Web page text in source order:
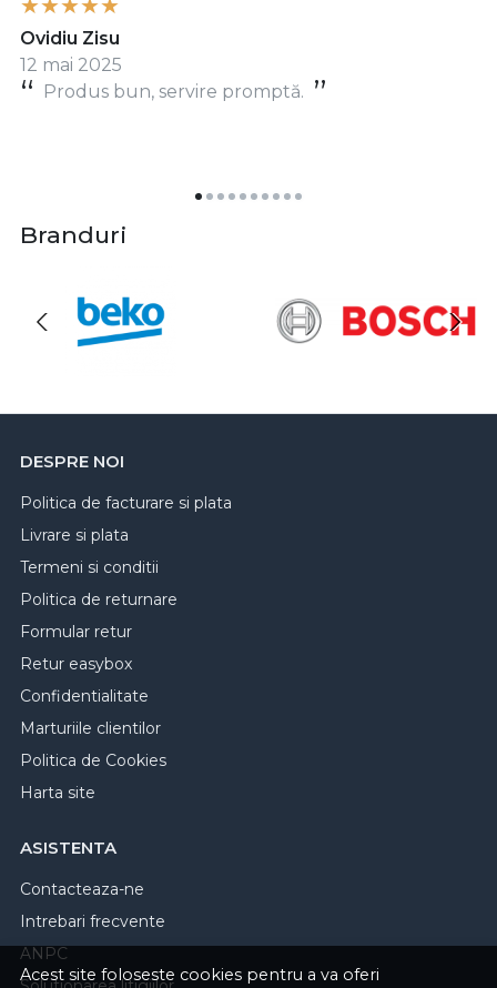
Acest site foloseste cookies pentru a va oferi
Produs bun, servire promptă.
Ovidiu Zisu
12 mai 2025
Branduri
DESPRE NOI
Politica de facturare si plata
Livrare si plata
Termeni si conditii
Politica de returnare
Formular retur
Retur easybox
Confidentialitate
Marturiile clientilor
Politica de Cookies
Harta site
ASISTENTA
Contacteaza-ne
Intrebari frecvente
ANPC